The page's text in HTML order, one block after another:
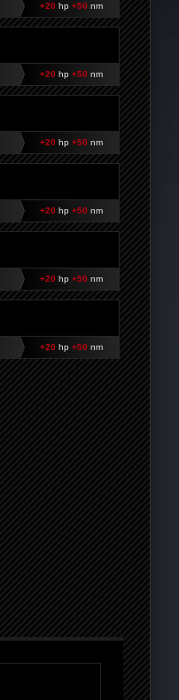
+20 hp +50 nm
+20 hp +50 nm
+20 hp +50 nm
+20 hp +50 nm
+20 hp +50 nm
+20 hp +50 nm